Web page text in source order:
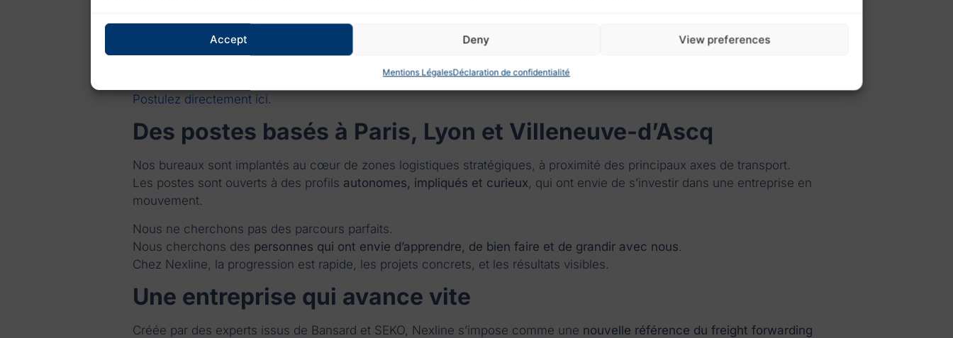
Accept Deny View preferences
Mentions LégalesDéclaration de confidentialité
Vous pilotez l’activité au quotidien : management d’équipe, qualité de service, respect des délais, mise en place de
Votre objectif : garantir l’excellence opérationnelle et maintenir un haut niveau de satisfaction client.
Postulez directement ici.
Des postes basés à Paris, Lyon et Villeneuve-d’Ascq
Nos bureaux sont implantés au cœur de zones logistiques stratégiques, à proximité des principaux axes de transport.
Les postes sont ouverts à des profils autonomes, impliqués et curieux, qui ont envie de s’investir dans une entreprise en
mouvement.
Nous ne cherchons pas des parcours parfaits.
Nous cherchons des personnes qui ont envie d’apprendre, de bien faire et de grandir avec nous.
Chez Nexline, la progression est rapide, les projets concrets, et les résultats visibles.
Une entreprise qui avance vite
Créée par des experts issus de Bansard et SEKO, Nexline s’impose comme une nouvelle référence du freight forwarding